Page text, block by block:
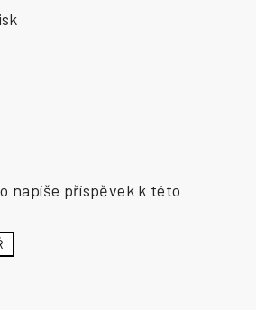
napíše příspěvek k této